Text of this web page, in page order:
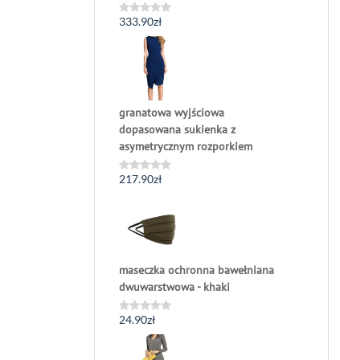
Oceniono
333.90zł
granatowa wyjściowa
dopasowana sukienka z
asymetrycznym rozporkiem
Oceniono
217.90zł
maseczka ochronna bawełniana
dwuwarstwowa - khaki
Oceniono
24.90zł